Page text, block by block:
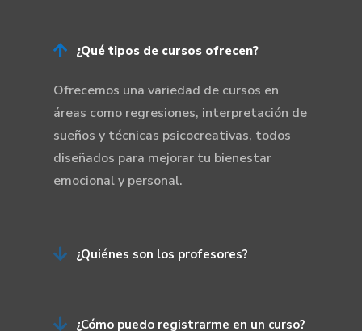
 ¿Qué tipos de cursos ofrecen?
Ofrecemos una variedad de cursos en
áreas como regresiones, interpretación de
sueños y técnicas psicocreativas, todos
diseñados para mejorar tu bienestar
emocional y personal.
 ¿Quiénes son los profesores?
 ¿Cómo puedo registrarme en un curso?